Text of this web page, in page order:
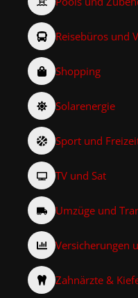
Reisebüros und
Shopping
Solarenergie
Sport und
TV und Sat
Umzüge und
Versicherungen
Zahnärzte &